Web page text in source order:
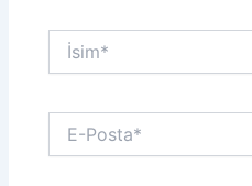
İsim*
Posta*